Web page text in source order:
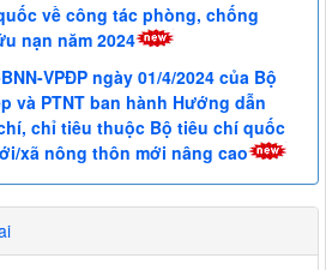
về công tác phòng, chống
nạn năm 2024
VPĐP ngày 01/4/2024 của Bộ
và PTNT ban hành Hướng dẫn
chỉ tiêu thuộc Bộ tiêu chí quốc
xã nông thôn mới nâng cao